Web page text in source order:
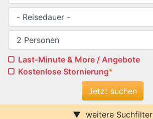
Last-Minute & More / Angebote
Kostenlose Stornierung*
weitere Suchfilter